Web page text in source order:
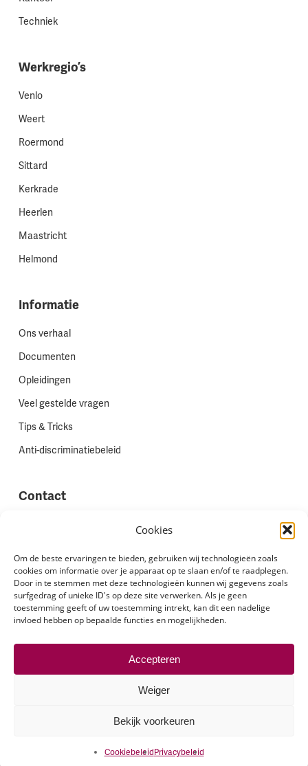
Cookies
Om de beste ervaringen te bieden, gebruiken wij technologieën zoals
cookies om informatie over je apparaat op te slaan en/of te raadplegen.
Door in te stemmen met deze technologieën kunnen wij gegevens zoals
surfgedrag of unieke ID's op deze site verwerken. Als je geen
toestemming geeft of uw toestemming intrekt, kan dit een nadelige
invloed hebben op bepaalde functies en mogelijkheden.
Accepteren
Weiger
Bekijk voorkeuren
CookiebeleidPrivacybeleid
Techniek
Werkregio’s
Venlo
Weert
Roermond
Sittard
Kerkrade
Heerlen
Maastricht
Helmond
Informatie
Ons verhaal
Documenten
Opleidingen
Veel gestelde vragen
Tips & Tricks
Anti-discriminatiebeleid
Contact
Site feedback
Klachten